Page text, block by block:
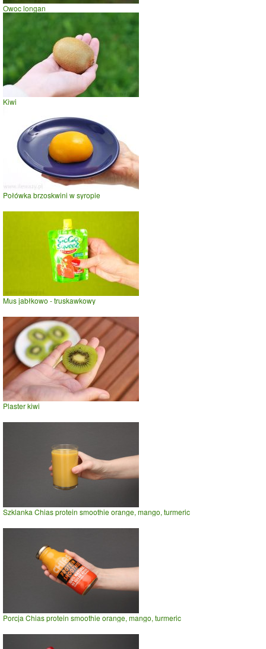
Owoc longan
Kiwi
Połówka brzoskwini w syropie
Mus jabłkowo - truskawkowy
Plaster kiwi
Szklanka Chias protein smoothie orange, mango, turmeric
Porcja Chias protein smoothie orange, mango, turmeric